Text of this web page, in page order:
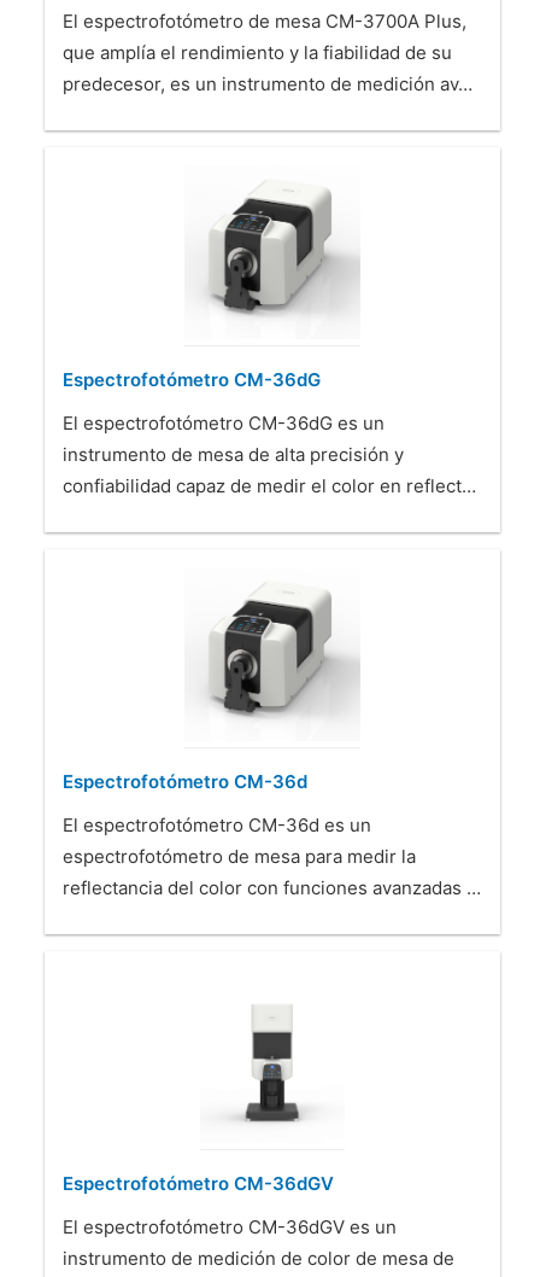
El espectrofotómetro de mesa CM-3700A Plus,
que amplía el rendimiento y la fiabilidad de su
predecesor, es un instrumento de medición av…
Espectrofotómetro CM-36dG
El espectrofotómetro CM-36dG es un
instrumento de mesa de alta precisión y
confiabilidad capaz de medir el color en reflect…
Espectrofotómetro CM-36d
El espectrofotómetro CM-36d es un
espectrofotómetro de mesa para medir la
reflectancia del color con funciones avanzadas …
Espectrofotómetro CM-36dGV
El espectrofotómetro CM-36dGV es un
instrumento de medición de color de mesa de